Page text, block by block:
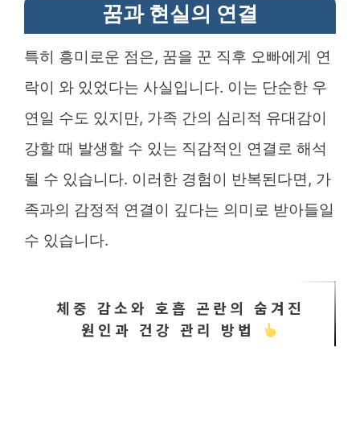
꿈과 현실의 연결
특히 흥미로운 점은, 꿈을 꾼 직후 오빠에게 연
락이 와 있었다는 사실입니다. 이는 단순한 우
연일 수도 있지만, 가족 간의 심리적 유대감이
강할 때 발생할 수 있는 직감적인 연결로 해석
될 수 있습니다. 이러한 경험이 반복된다면, 가
족과의 감정적 연결이 깊다는 의미로 받아들일
수 있습니다.
체중 감소와 호흡 곤란의 숨겨진
원인과 건강 관리 방법